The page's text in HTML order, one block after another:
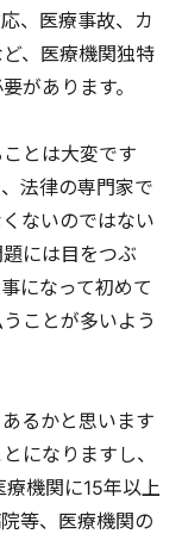
、医療事故、カ
、医療機関独特
があります。
とは大変です
法律の専門家で
ないのではない
には目をつぶ
になって初めて
ことが多いよう
るかと思います
になりますし、
機関に15年以上
等、医療機関の